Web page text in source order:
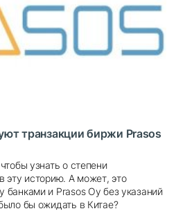
транзакции биржи Prasos
узнать о степени
эту историю. А может, это
банками и Prasos Oy без указаний
бы ожидать в Китае?